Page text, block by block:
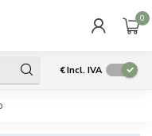
0
€Incl. IVA